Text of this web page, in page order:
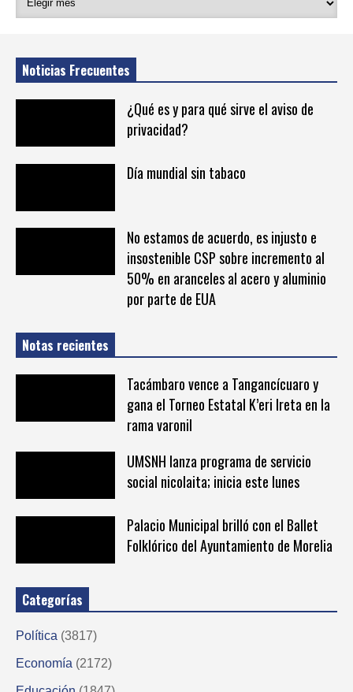
Noticias Frecuentes
¿Qué es y para qué sirve el aviso de
privacidad?
Día mundial sin tabaco
No estamos de acuerdo, es injusto e
insostenible CSP sobre incremento al
50% en aranceles al acero y aluminio
por parte de EUA
Notas recientes
Tacámbaro vence a Tangancícuaro y
gana el Torneo Estatal K’eri Ireta en la
rama varonil
UMSNH lanza programa de servicio
social nicolaita; inicia este lunes
Palacio Municipal brilló con el Ballet
Folklórico del Ayuntamiento de Morelia
Categorías
Política (3817)
Economía (2172)